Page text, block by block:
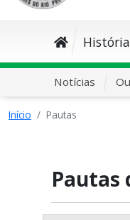
História
Notícias
Início Pautas
Pautas